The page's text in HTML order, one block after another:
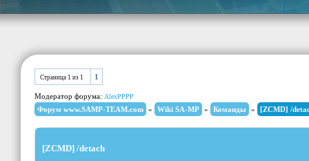
Страница 1 из 1 1
Модератор форума: AlexPPPP
Форум www.SAMP-TEAM.com » Wiki SA-MP » Команды » [ZCMD] /
[ZCMD] /detach